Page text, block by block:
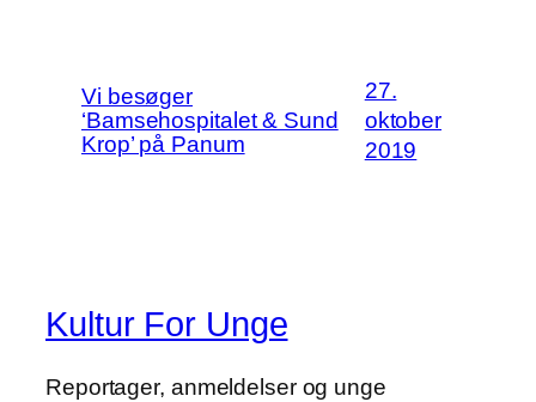
Vi besøger
‘Bamsehospitalet & Sund
Krop’ på Panum
27.
oktober
2019
Kultur For Unge
Reportager, anmeldelser og unge